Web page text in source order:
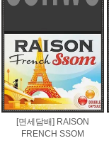
[면세담배] RAISON
FRENCH SSOM